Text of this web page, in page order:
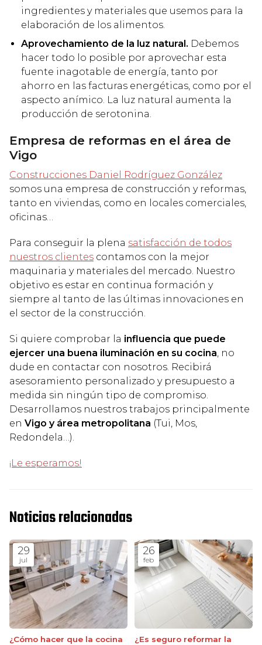
ingredientes y materiales que usemos para la
elaboración de los alimentos.
Aprovechamiento de la luz natural. Debemos
hacer todo lo posible por aprovechar esta
fuente inagotable de energía, tanto por
ahorro en las facturas energéticas, como por el
aspecto anímico. La luz natural aumenta la
producción de serotonina.
Empresa de reformas en el área de
Vigo
Construcciones Daniel Rodríguez González
somos una empresa de construcción y reformas,
tanto en viviendas, como en locales comerciales,
oficinas…
Para conseguir la plena satisfacción de todos
nuestros clientes contamos con la mejor
maquinaria y materiales del mercado. Nuestro
objetivo es estar en continua formación y
siempre al tanto de las últimas innovaciones en
el sector de la construcción.
Si quiere comprobar la influencia que puede
ejercer una buena iluminación en su cocina, no
dude en contactar con nosotros. Recibirá
asesoramiento personalizado y presupuesto a
medida sin ningún tipo de compromiso.
Desarrollamos nuestros trabajos principalmente
en Vigo y área metropolitana (Tui, Mos,
Redondela…).
¡Le esperamos!
Noticias relacionadas
29
jul
¿Cómo hacer que la cocina
26
feb
¿Es seguro reformar la